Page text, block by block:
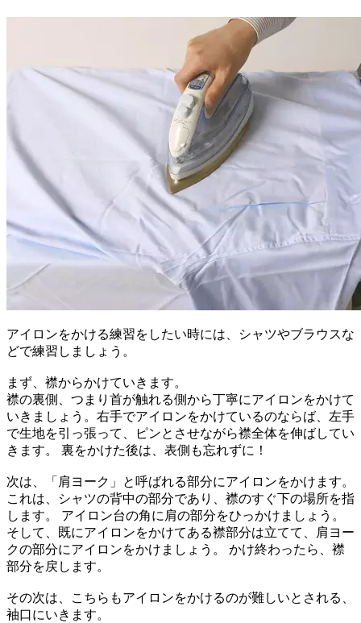
アイロンをかける練習をしたい時には、シャツやブラウスな
どで練習しましょう。
まず、襟からかけていきます。
襟の裏側、つまり首が触れる側から丁寧にアイロンをかけて
いきましょう。右手でアイロンをかけているのならば、左手
で生地を引っ張って、ピンとさせながら襟全体を伸ばしてい
きます。 裏をかけた後は、表側も忘れずに！
次は、「肩ヨーク」と呼ばれる部分にアイロンをかけます。
これは、シャツの背中の部分であり、襟のすぐ下の場所を指
します。 アイロン台の角に肩の部分をひっかけましょう。
そして、既にアイロンをかけてある襟部分は立てて、肩ヨー
クの部分にアイロンをかけましょう。 かけ終わったら、襟
部分を戻します。
その次は、こちらもアイロンをかけるのが難しいとされる、
袖口にいきます。